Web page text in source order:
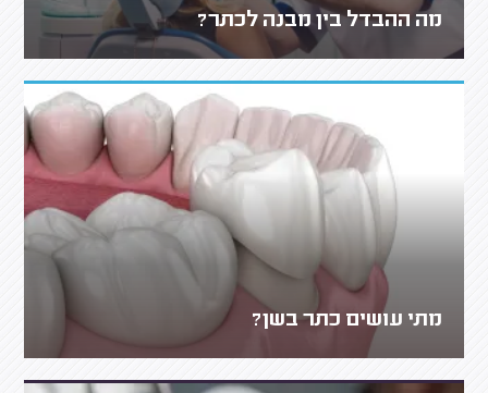
מה ההבדל בין מבנה לכתר?
מתי עושים כתר בשן?